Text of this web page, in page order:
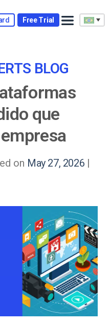
Free Trial
BLOG
que
on May 27, 2026 |